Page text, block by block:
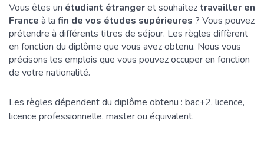
Vous êtes un étudiant étrangeret souhaiteztravailler en
France à la fin de vos études supérieures ? Vous pouvez
prétendre à différents titres de séjour. Les règles diffèrent
en fonction du diplôme que vous avez obtenu. Nous vous
précisons les emplois que vous pouvez occuper en fonction
de votre nationalité.
Les règles dépendent du diplôme obtenu : bac+2, licence,
licence professionnelle, master ou équivalent.